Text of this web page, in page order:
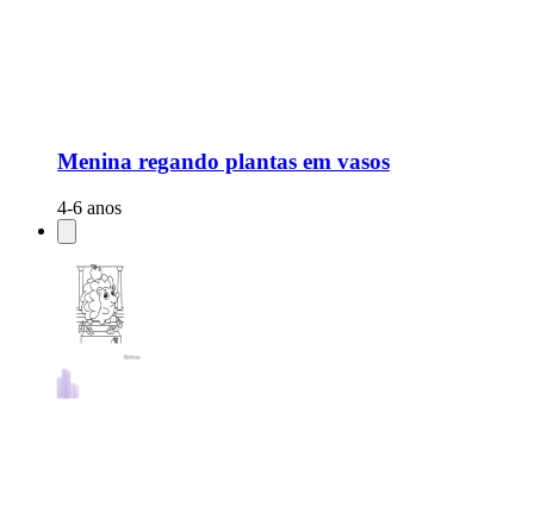
Menina regando plantas em vasos
4-6 anos